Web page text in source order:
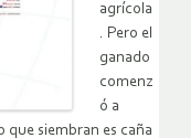
agrícola
. Pero el
ganado
comenz
ó a
que siembran es caña